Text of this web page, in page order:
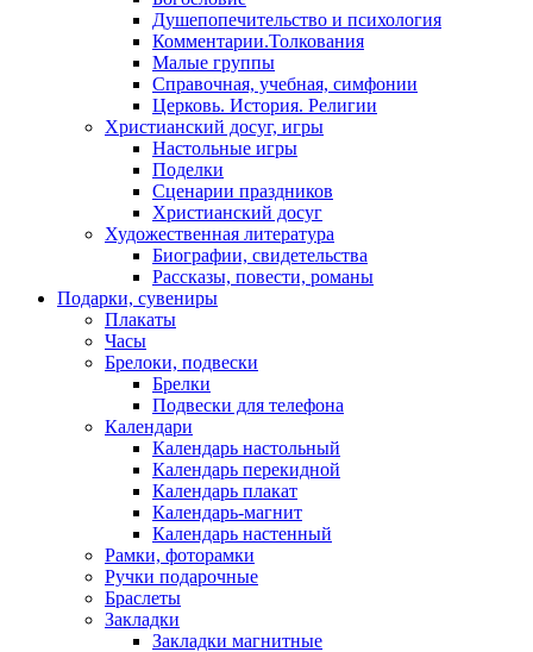
Душепопечительство и психология
Комментарии.Толкования
Малые группы
Справочная, учебная, симфонии
Церковь. История. Религии
Христианский досуг, игры
Настольные игры
Поделки
Сценарии праздников
Христианский досуг
Художественная литература
Биографии, свидетельства
Рассказы, повести, романы
Подарки, сувениры
Плакаты
Часы
Брелоки, подвески
Брелки
Подвески для телефона
Календари
Календарь настольный
Календарь перекидной
Календарь плакат
Календарь-магнит
Календарь настенный
Рамки, фоторамки
Ручки подарочные
Браслеты
Закладки
Закладки магнитные